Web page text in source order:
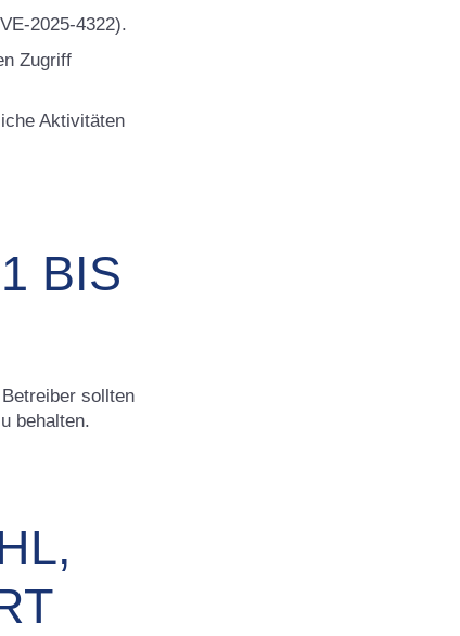
2025-4322).
Zugriff
Aktivitäten
BIS
sollten
behalten.